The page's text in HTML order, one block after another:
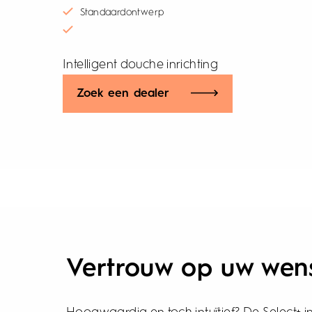
Standaardontwerp
Intelligent douche inrichting
Zoek een dealer
Vertrouw op uw